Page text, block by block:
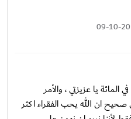
09-10-
يا عزيزتي ، والأمر
ان الله يحب الفقراء اكثر